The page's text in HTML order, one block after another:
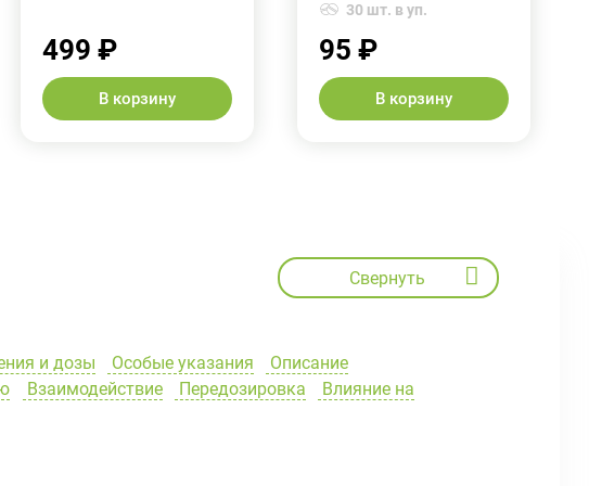
499 ₽
В корзину
30 шт. в уп.
95 ₽
В корзину
Свернуть
и дозы Особые указания
Описание
Взаимодействие Передозировка
Влияние на